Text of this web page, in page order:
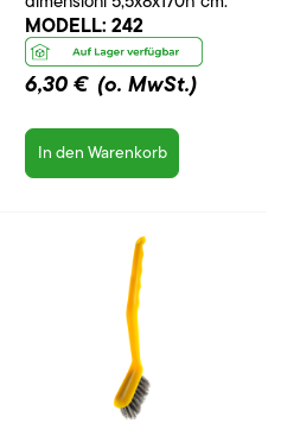
MODELL: 242
6,30 € (o. MwSt.)
In den Warenkorb